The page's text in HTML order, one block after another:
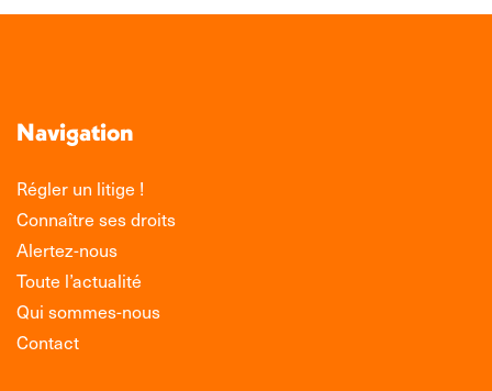
Navigation
Régler un litige !
Connaître ses droits
Alertez-nous
Toute l’actualité
Qui sommes-nous
Contact